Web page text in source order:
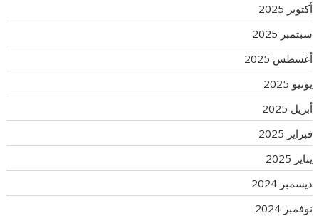
أكتوبر 2025
سبتمبر 2025
أغسطس 2025
يونيو 2025
أبريل 2025
فبراير 2025
يناير 2025
ديسمبر 2024
نوفمبر 2024